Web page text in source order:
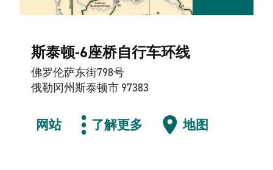
斯泰顿-6座桥自行车环线
佛罗伦萨东街798号
俄勒冈州斯泰顿市 97383
网站 了解更多 地图